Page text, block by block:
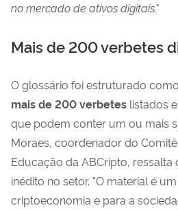
no mercado de ativos digitais."
Mais de 200 verbetes
O glossário foi estruturado
mais de 200 verbetes listados
que podem conter um ou mais
Moraes, coordenador do
Educação da ABCripto,
inédito no setor. "O material é
criptoeconomia e para a